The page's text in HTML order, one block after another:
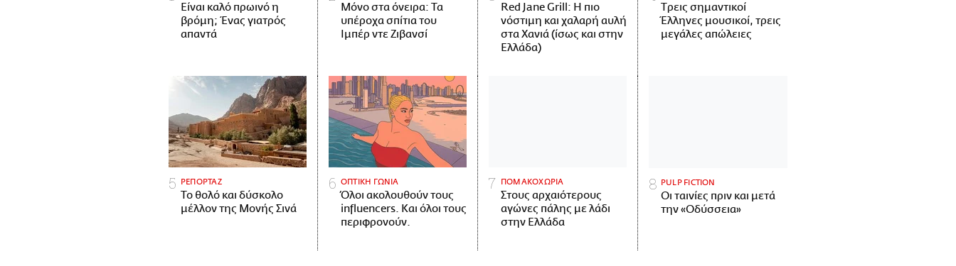
Είναι καλό πρωινό η
βρόμη; Ένας γιατρός
απαντά
Μόνο στα όνειρα: Τα
υπέροχα σπίτια του
Ιμπέρ ντε Ζιβανσί
Red Jane Grill: Η πιο
νόστιμη και χαλαρή αυλή
στα Χανιά (ίσως και στην
Ελλάδα)
Tρεις σημαντικοί
Έλληνες μουσικοί, τρεις
μεγάλες απώλειες
ΡΕΠΟΡΤΑΖ
Το θολό και δύσκολο
μέλλον της Μονής Σινά
ΟΠΤΙΚΗ ΓΩΝΙΑ
Όλοι ακολουθούν τους
influencers. Και όλοι τους
περιφρονούν.
ΠΟΜΑΚΟΧΩΡΙΑ
Στους αρχαιότερους
αγώνες πάλης με λάδι
στην Ελλάδα
PULP FICTION
Οι ταινίες πριν και μετά
την «Οδύσσεια»